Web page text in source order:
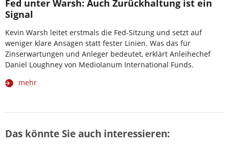
Fed unter Warsh: Auch Zurückhaltung ist ein
Signal
Kevin Warsh leitet erstmals die Fed-Sitzung und setzt auf
weniger klare Ansagen statt fester Linien. Was das für
Zinserwartungen und Anleger bedeutet, erklärt Anleihechef
Daniel Loughney von Mediolanum International Funds.
mehr
Das könnte Sie auch interessieren: